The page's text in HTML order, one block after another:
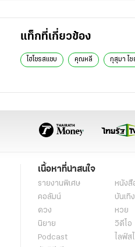
แท็กที่เกี่ยวข้อง
ไฮโซรสแซบ คุณหลี กุสุมา ไ
เนื้อหาที่น่าสนใจ
รายงานพิเศษ
หนัง
คอลัมน์
บันเทิง
ดวง
หวย
นิยาย
วิดีโอ
Podcast
ไลฟ์ส